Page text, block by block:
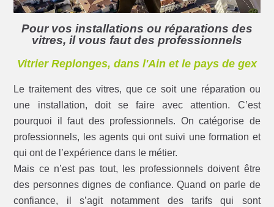
Pour vos installations ou réparations des
vitres, il vous faut des professionnels
Vitrier Replonges, dans l'Ain et le pays de gex
Le traitement des vitres, que ce soit une réparation ou
une installation, doit se faire avec attention. C’est
pourquoi il faut des professionnels. On catégorise de
professionnels, les agents qui ont suivi une formation et
qui ont de l’expérience dans le métier.
Mais ce n’est pas tout, les professionnels doivent être
des personnes dignes de confiance. Quand on parle de
confiance, il s’agit notamment des tarifs qui sont